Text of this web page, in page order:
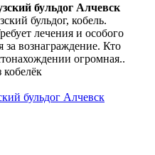
бульдог Алчевск
бульдог, кобель.
лечения и особого
вознаграждение. Кто
огромная..
кобелёк
бульдог Алчевск